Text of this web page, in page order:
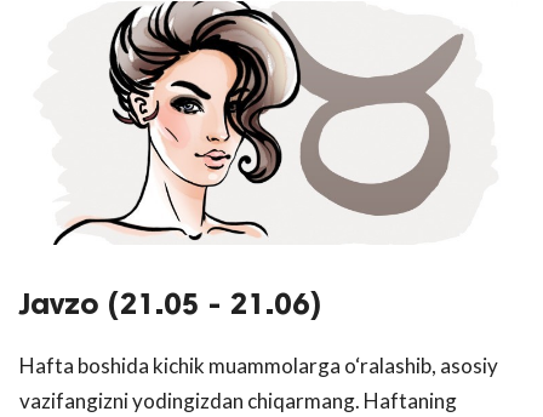
Javzo (21.05 - 21.06)
Hafta boshida kichik muammolarga o‘ralashib, asosiy
vazifangizni yodingizdan chiqarmang. Haftaning